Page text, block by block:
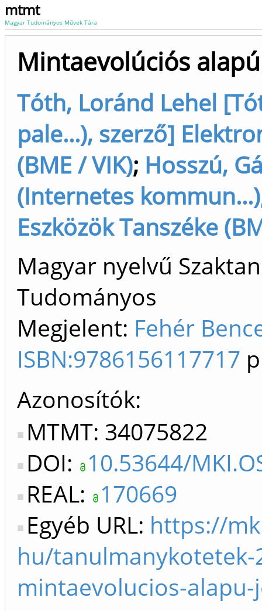
mtmt
Magyar Tudományos Művek Tára
Mintaevolúciós
Tóth, Loránd Lehel
pale...), szerző]
(BME / VIK); Hosszú,
(Internetes
Eszközök Tanszéke
Magyar nyelvű
Tudományos
Megjelent: Fehér
ISBN:9786156117717
Azonosítók
MTMT: 34075822
DOI: 10.53644/
REAL: 170669
Egyéb URL: https://
hu/
mintaevolucios-